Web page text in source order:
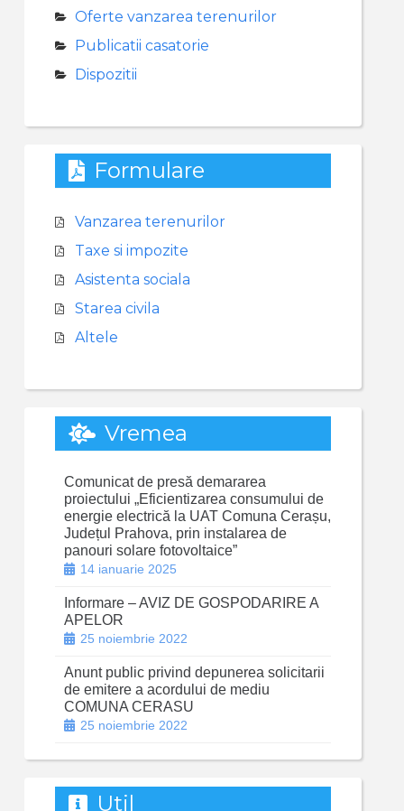
Oferte vanzarea terenurilor
Publicatii casatorie
Dispozitii
Formulare
Vanzarea terenurilor
Taxe si impozite
Asistenta sociala
Starea civila
Altele
Vremea
Comunicat de presă demararea
proiectului „Eficientizarea consumului de
energie electrică la UAT Comuna Cerașu,
Județul Prahova, prin instalarea de
panouri solare fotovoltaice”
14 ianuarie 2025
Informare – AVIZ DE GOSPODARIRE A
APELOR
25 noiembrie 2022
Anunt public privind depunerea solicitarii
de emitere a acordului de mediu
COMUNA CERASU
25 noiembrie 2022
Util